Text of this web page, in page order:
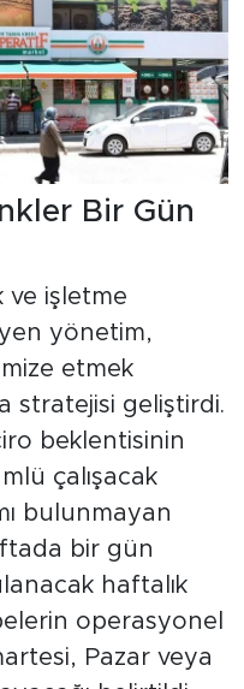
Bir Gün
ve işletme
yönetim,
etmek
stratejisi geliştirdi.
beklentisinin
çalışacak
bulunmayan
bir gün
haftalık
operasyonel
Pazar veya